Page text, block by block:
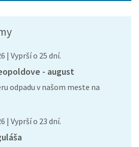
| Vyprší o 25 dní.
- august
odpadu v našom meste na
| Vyprší o 23 dní.